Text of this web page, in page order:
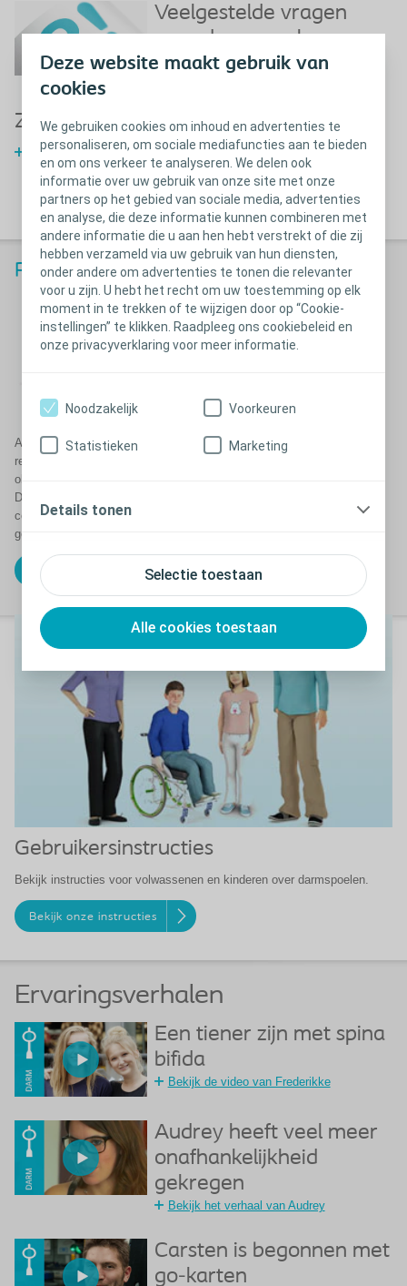
Deze website maakt gebruik van
cookies
We gebruiken cookies om inhoud en advertenties te
personaliseren, om sociale mediafuncties aan te bieden
en om ons verkeer te analyseren. We delen ook
informatie over uw gebruik van onze site met onze
partners op het gebied van sociale media, advertenties
en analyse, die deze informatie kunnen combineren met
andere informatie die u aan hen hebt verstrekt of die zij
hebben verzameld via uw gebruik van hun diensten,
onder andere om advertenties te tonen die relevanter
voor u zijn. U hebt het recht om uw toestemming op elk
moment in te trekken of te wijzigen door op “Cookie-
instellingen” te klikken. Raadpleeg ons cookiebeleid en
onze privacyverklaring voor meer informatie.
Selectie toestaan
Alle cookies toestaan
Noodzakelijk Voorkeuren
Statistieken Marketing
Details tonen
Veelgestelde vragen
over darmspoelen
Veelgestelde vragen over darmspoelen
Zorgen voor uw darmen
Hoe u voor uw darmen kunt zorgen
Peristeen Plus Darmspoelsysteem
Als u darmklachten heeft of als uw kringspieren om de één of andere
reden niet goed functioneren, kunt u last krijgen van chronische
obstipatie of ongewild verlies van ontlasting (fecale incontinentie).
Darmspoelen kan u helpen de obstipatie of fecale incontinentie onder
controle te houden. Met Peristeen Plus worden de darmen effectief
geleegd, waardoor ongewild verlies van ontlasting wordt voorkomen.
Lees meer over Peristeen Plus
Gebruikersinstructies
Bekijk instructies voor volwassenen en kinderen over darmspoelen.
Bekijk onze instructies
Ervaringsverhalen
Een tiener zijn met spina
bifida
Bekijk de video van Frederikke
Audrey heeft veel meer
onafhankelijkheid
gekregen
Bekijk het verhaal van Audrey
Carsten is begonnen met
go-karten